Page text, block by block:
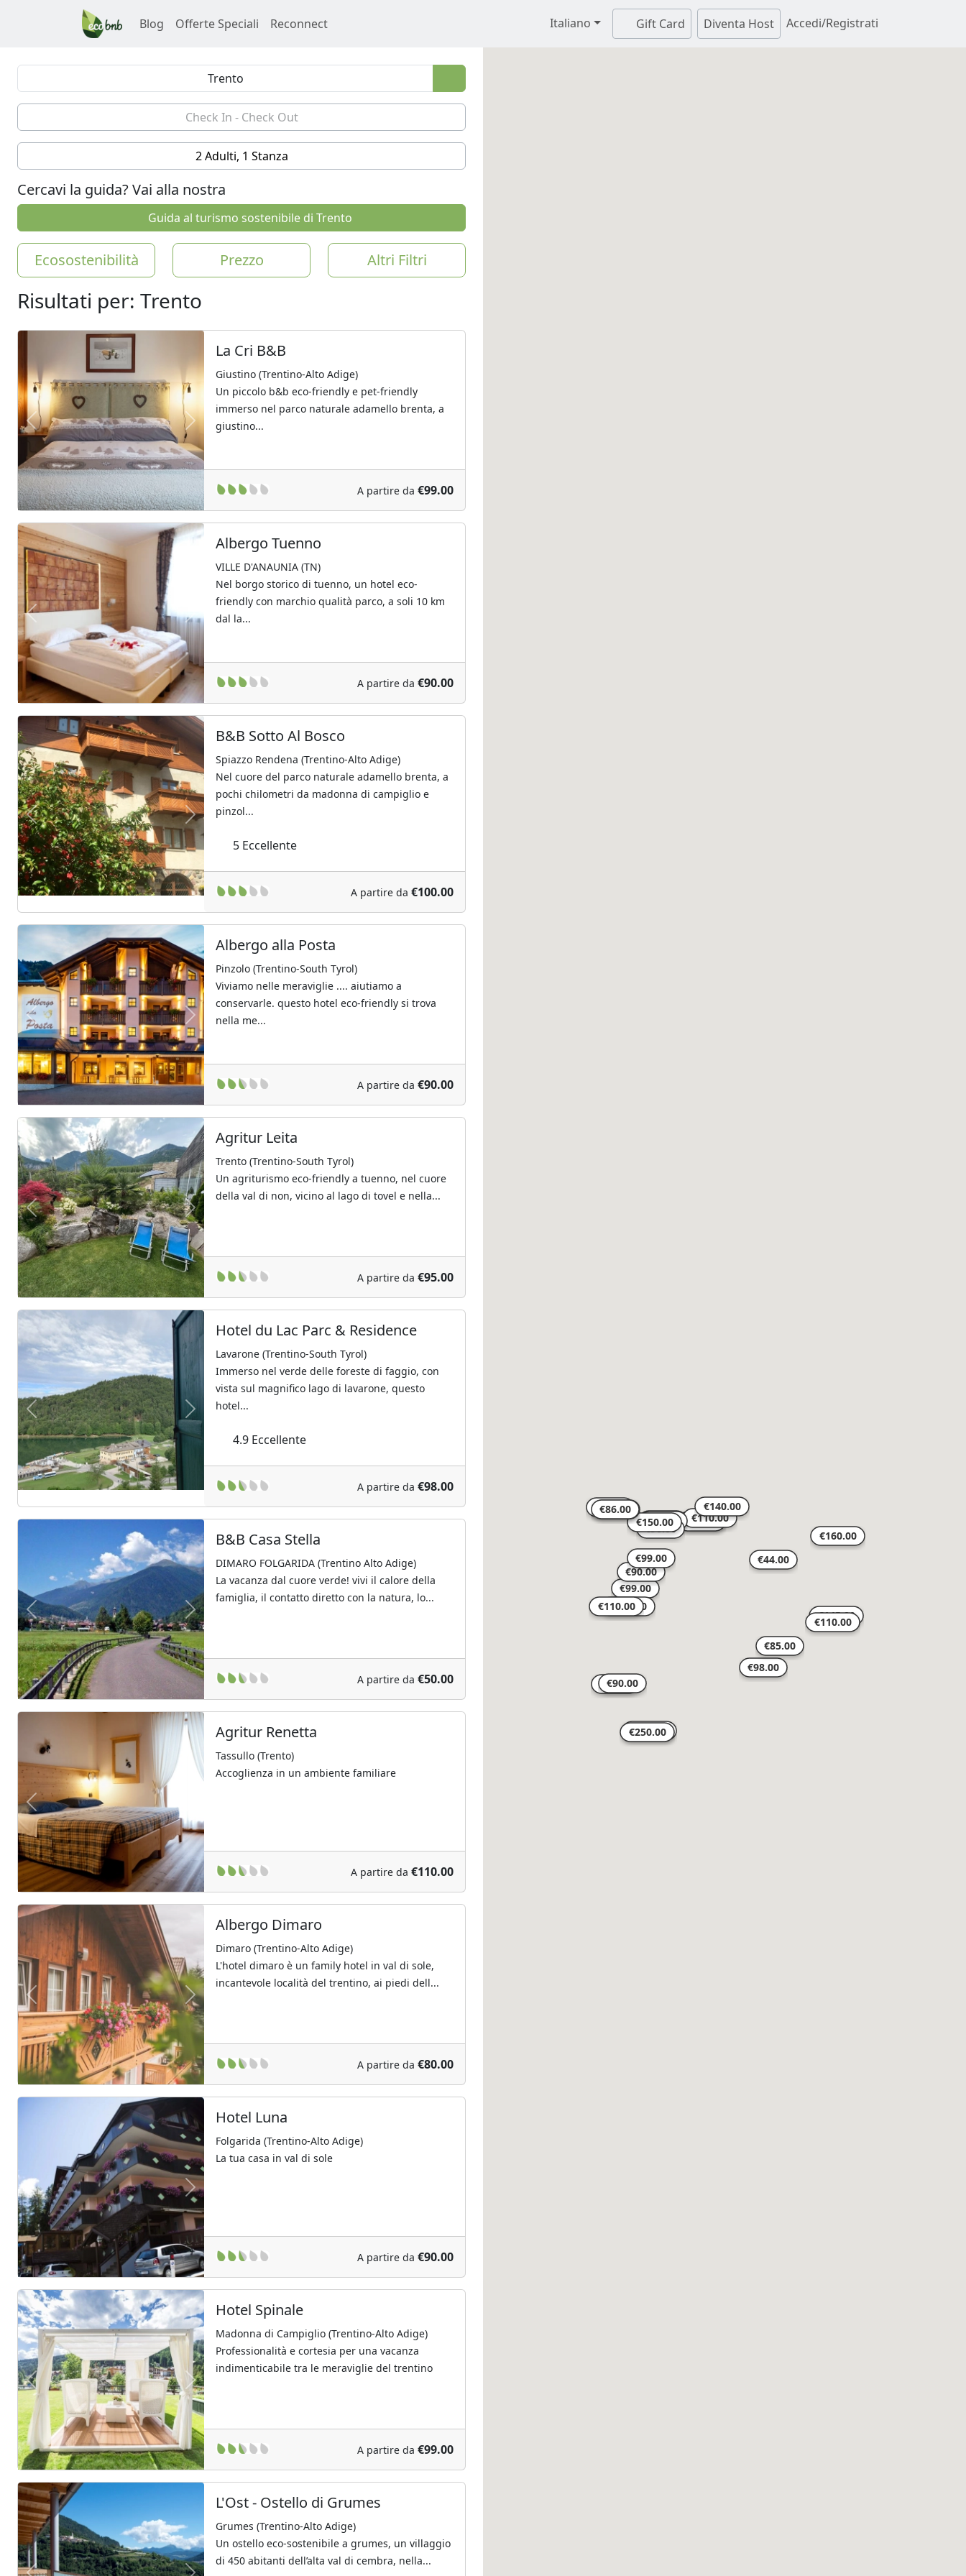
Blog Offerte Speciali Reconnect Italiano Gift Card Diventa Host Accedi/Registrati
2 Adulti, 1 Stanza
Cercavi la guida? Vai alla nostra
Guida al turismo sostenibile di Trento
Ecosostenibilità Prezzo Altri Filtri
Risultati per: Trento
Previous Next
La Cri B&B
Giustino (Trentino-Alto Adige)
Un piccolo b&b eco-friendly e pet-friendly
immerso nel parco naturale adamello brenta, a
giustino...
A partire da €99.00
Previous Next
Albergo Tuenno
VILLE D'ANAUNIA (TN)
Nel borgo storico di tuenno, un hotel eco-
friendly con marchio qualità parco, a soli 10 km
dal la...
A partire da €90.00
Previous Next
B&B Sotto Al Bosco
Spiazzo Rendena (Trentino-Alto Adige)
Nel cuore del parco naturale adamello brenta, a
pochi chilometri da madonna di campiglio e
pinzol...
5 Eccellente
A partire da €100.00
Previous Next
Albergo alla Posta
Pinzolo (Trentino-South Tyrol)
Viviamo nelle meraviglie .... aiutiamo a
conservarle. questo hotel eco-friendly si trova
nella me...
A partire da €90.00
Previous Next
Agritur Leita
Trento (Trentino-South Tyrol)
Un agriturismo eco-friendly a tuenno, nel cuore
della val di non, vicino al lago di tovel e nella...
A partire da €95.00
Previous Next
Hotel du Lac Parc & Residence
Lavarone (Trentino-South Tyrol)
Immerso nel verde delle foreste di faggio, con
vista sul magnifico lago di lavarone, questo
hotel...
4.9 Eccellente
A partire da €98.00
Previous Next
B&B Casa Stella
DIMARO FOLGARIDA (Trentino Alto Adige)
La vacanza dal cuore verde! vivi il calore della
famiglia, il contatto diretto con la natura, lo...
A partire da €50.00
Previous
Agritur Renetta
Tassullo (Trento)
Accoglienza in un ambiente familiare
A partire da €110.00
Previous Next
Albergo Dimaro
Dimaro (Trentino-Alto Adige)
L'hotel dimaro è un family hotel in val di sole,
incantevole località del trentino, ai piedi dell...
A partire da €80.00
Previous Next
Hotel Luna
Folgarida (Trentino-Alto Adige)
La tua casa in val di sole
A partire da €90.00
Previous Next
Hotel Spinale
Madonna di Campiglio (Trentino-Alto Adige)
Professionalità e cortesia per una vacanza
indimenticabile tra le meraviglie del trentino
A partire da €99.00
L'Ost - Ostello di Grumes
Grumes (Trentino-Alto Adige)
Un ostello eco-sostenibile a grumes, un villaggio
di 450 abitanti dell’alta val di cembra, nella...